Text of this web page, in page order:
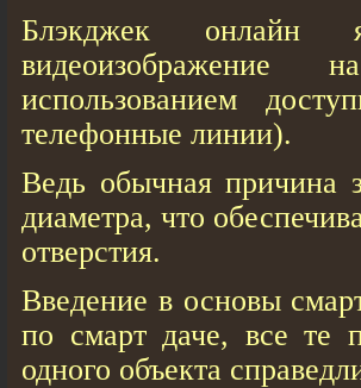
Блэкджек онлайн
использованием
телефонные линии).
Ведь обычная причина
диаметра, что
отверстия.
Введение в основы
по смарт даче, все те
одного объекта